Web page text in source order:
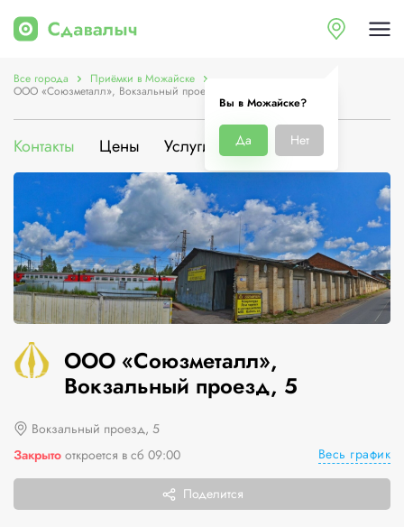
Вы в Можайске?
Да Нет
Все города Приёмки в Можайске
ООО «Союзметалл», Вокзальный проезд, 5
Контакты Цены Услуги О компании
ООО «Союзметалл»,
Вокзальный проезд, 5
Вокзальный проезд, 5
Закрыто откроется в сб 09:00 Весь график
Поделится